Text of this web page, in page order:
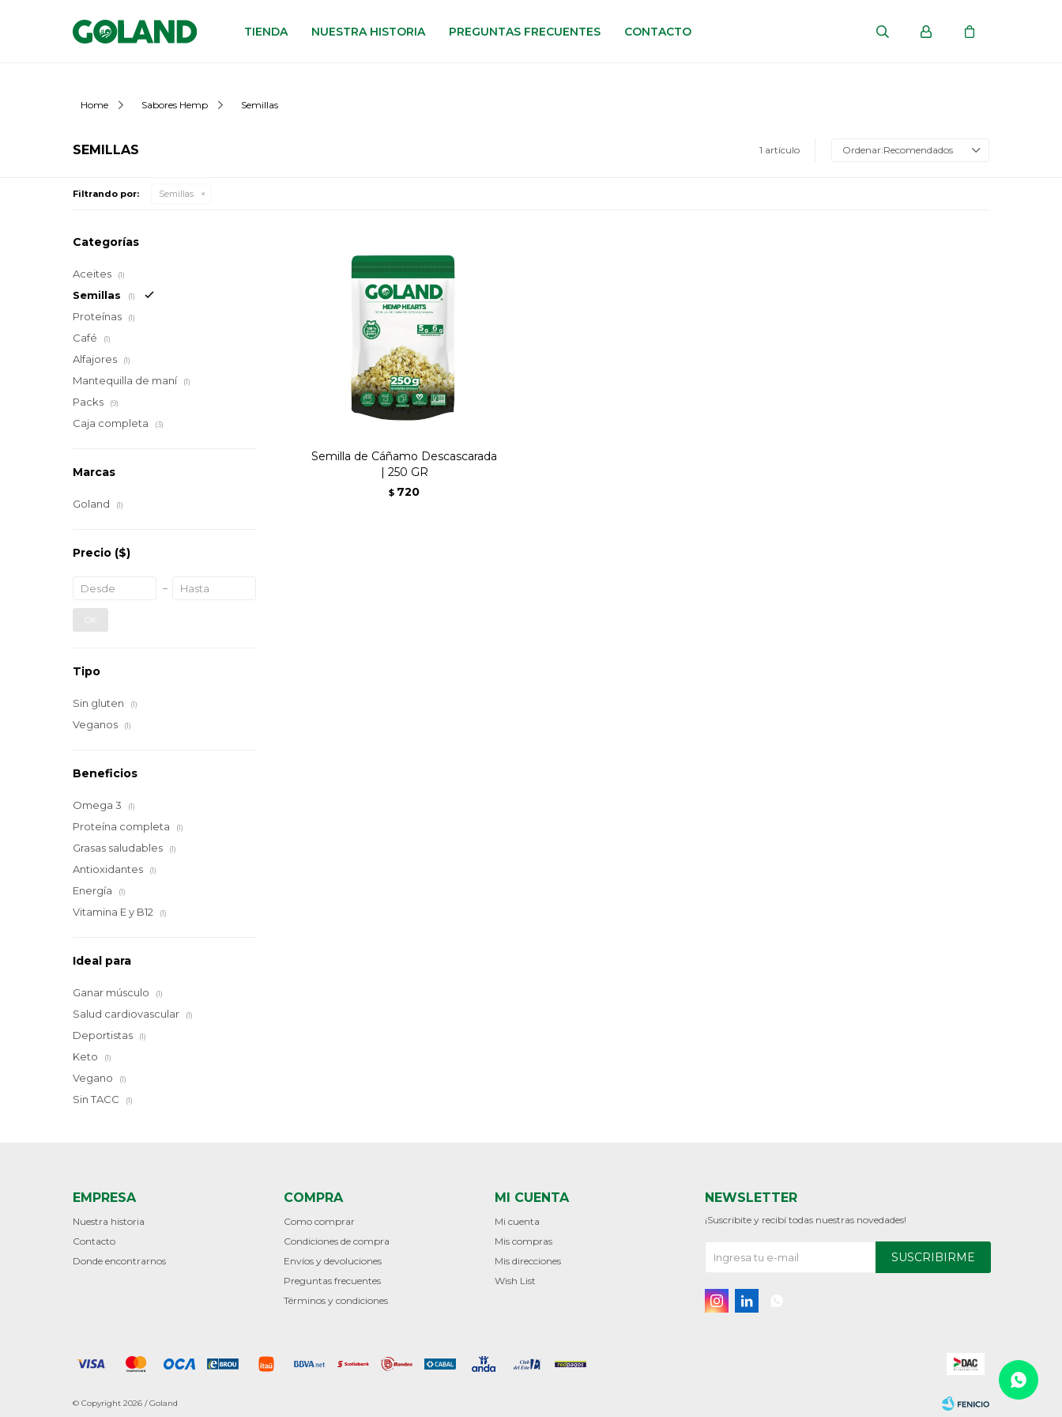
TIENDA NUESTRA HISTORIA PREGUNTAS FRECUENTES CONTACTO
Home Sabores Hemp Semillas
SEMILLAS 1 artículo Recomendados
Filtrando por: Semillas
Semilla de Cáñamo Descascarada
| 250 GR
$ 720
Categorías
Aceites (1)
Semillas (1)
Proteínas (1)
Café (1)
Alfajores (1)
Mantequilla de maní (1)
Packs (9)
Caja completa (3)
Marcas
Goland (1)
Precio ($)
OK
Tipo
Sin gluten (1)
Veganos (1)
Beneficios
Omega 3 (1)
Proteína completa (1)
Grasas saludables (1)
Antioxidantes (1)
Energía (1)
Vitamina E y B12 (1)
Ideal para
Ganar músculo (1)
Salud cardiovascular (1)
Deportistas (1)
Keto (1)
Vegano (1)
Sin TACC (1)
EMPRESA
Nuestra historia
Contacto
Donde encontrarnos
COMPRA
Como comprar
Condiciones de compra
Envíos y devoluciones
Preguntas frecuentes
Términos y condiciones
MI CUENTA
Mi cuenta
Mis compras
Mis direcciones
Wish List
NEWSLETTER
¡Suscribite y recibí todas nuestras novedades!
SUSCRIBIRME
 
© Copyright 2026 / Goland